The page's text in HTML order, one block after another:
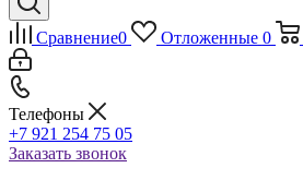
Сравнение0 Отложенные 0
Телефоны
+7 921 254 75 05
Заказать звонок